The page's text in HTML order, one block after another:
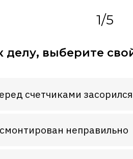
1/5
делу, выберите
счетчиками засорился
неправильно